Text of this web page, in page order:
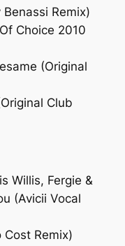
Remix)
Choice 2010
(Original
Club
Willis, Fergie &
(Avicii Vocal
Remix)